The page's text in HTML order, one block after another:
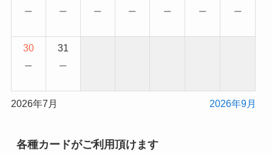
− − − − − − −
30
−
31
−
2026年7月 2026年9月
各種カードがご利用頂けます